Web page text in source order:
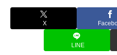
X
LINE